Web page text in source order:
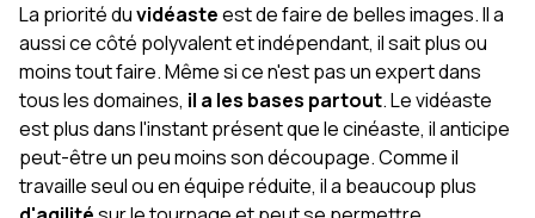
La priorité duvidéasteest de faire de belles images. Il a
aussi ce côté polyvalent et indépendant, il sait plus ou
moins tout faire. Même si ce n'est pas un expert dans
tous les domaines, il a les bases partout. Le vidéaste
est plus dans l'instant présent que le cinéaste, il anticipe
peut-être un peu moins son découpage. Comme il
travaille seul ou en équipe réduite, il a beaucoup plus